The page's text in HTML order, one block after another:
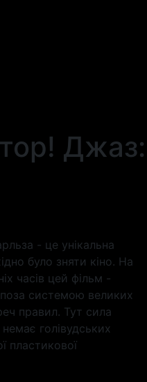
Джаз:
- це унікальна
було зняти кіно. На
часів цей фільм -
поза системою великих
правил. Тут сила
голівудських
пластикової